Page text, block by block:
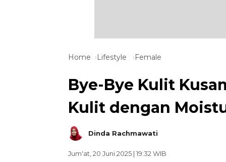
Home Lifestyle Female
Bye-Bye Kulit
Kulit dengan
Dinda Rachmawati
Jum'at, 20 Juni 2025 | 19:32 WIB